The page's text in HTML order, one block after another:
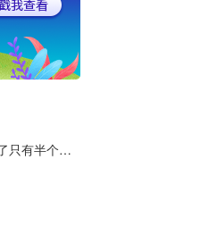
vary5.2材质库安装了只有半个球，怎么办？